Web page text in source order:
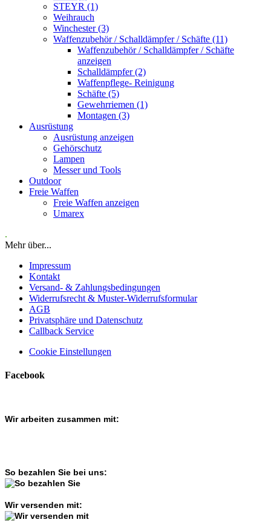
STEYR (1)
Weihrauch
Winchester (3)
Waffenzubehör / Schalldämpfer / Schäfte (11)
Waffenzubehör / Schalldämpfer / Schäfte
anzeigen
Schalldämpfer (2)
Waffenpflege- Reinigung
Schäfte (5)
Gewehrriemen (1)
Montagen (3)
Ausrüstung
Ausrüstung anzeigen
Gehörschutz
Lampen
Messer und Tools
Outdoor
Freie Waffen
Freie Waffen anzeigen
Umarex
.
Mehr über...
Impressum
Kontakt
Versand- & Zahlungsbedingungen
Widerrufsrecht & Muster-Widerrufsformular
AGB
Privatsphäre und Datenschutz
Callback Service
Cookie Einstellungen
Facebook
Wir arbeiten zusammen mit:
So bezahlen Sie bei uns:
Wir versenden mit: